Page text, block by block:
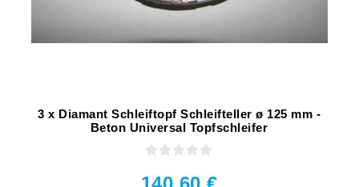
3 x Diamant Schleiftopf Schleifteller ø 125 mm -
Beton Universal Topfschleifer